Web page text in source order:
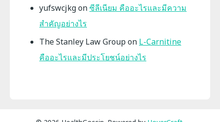
yufswcjkgonซีลีเนียม คืออะไรและมีความ
สำคัญอย่างไร
The Stanley Law Group on L-Carnitine
คืออะไรและมีประโยชน์อย่างไร